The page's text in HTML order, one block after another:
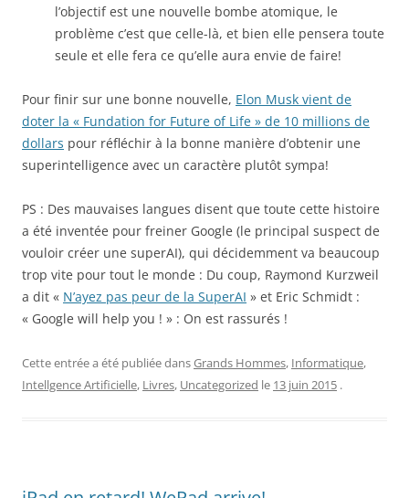
l’objectif est une nouvelle bombe atomique, le
problème c’est que celle-là, et bien elle pensera toute
seule et elle fera ce qu’elle aura envie de faire!
Pour finir sur une bonne nouvelle, Elon Musk vient de
doter la « Fundation for Future of Life » de 10 millions de
dollars pour réfléchir à la bonne manière d’obtenir une
superintelligence avec un caractère plutôt sympa!
PS : Des mauvaises langues disent que toute cette histoire
a été inventée pour freiner Google (le principal suspect de
vouloir créer une superAI), qui décidemment va beaucoup
trop vite pour tout le monde : Du coup, Raymond Kurzweil
a dit « N’ayez pas peur de la SuperAI » et Eric Schmidt :
« Google will help you ! » : On est rassurés !
Cette entrée a été publiée dansGrands Hommes, Informatique,
Intellgence Artificielle, Livres, Uncategorized le 13 juin 2015 .